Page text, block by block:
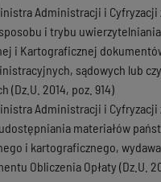
Administracji i Cyfryzacji
i trybu
i Kartograficznej
sądowych lub
(Dz.U. 2014, poz. 914)
Administracji i Cyfryzacji
materiałów
i kartograficznego,
Obliczenia Opłaty (Dz.U.